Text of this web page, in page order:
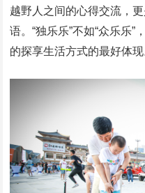
越野人之间的心得交流，
语。“独乐乐”不如“众乐乐
的探享生活方式的最好体现